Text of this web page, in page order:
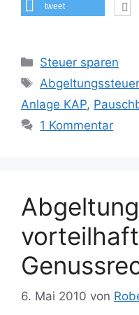
tweet
Kategorien
Steuer sparen
Schlagwörter
Anlage KAP,
1 Kommentar
6. Mai 2010 von